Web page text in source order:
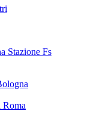
Stazione Fs
Roma